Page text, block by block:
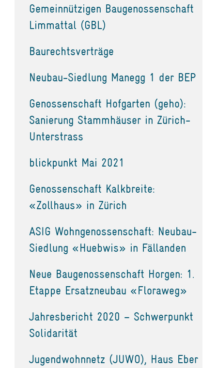
Gemeinnützigen Baugenossenschaft
Limmattal (GBL)
Baurechtsverträge
Neubau-Siedlung Manegg 1 der BEP
Genossenschaft Hofgarten (geho):
Sanierung Stammhäuser in Zürich-
Unterstrass
blickpunkt Mai 2021
Genossenschaft Kalkbreite:
«Zollhaus» in Zürich
ASIG Wohngenossenschaft: Neubau-
Siedlung «Huebwis» in Fällanden
Neue Baugenossenschaft Horgen: 1.
Etappe Ersatzneubau «Floraweg»
Jahresbericht 2020 – Schwerpunkt
Solidarität
Jugendwohnnetz (JUWO), Haus Eber